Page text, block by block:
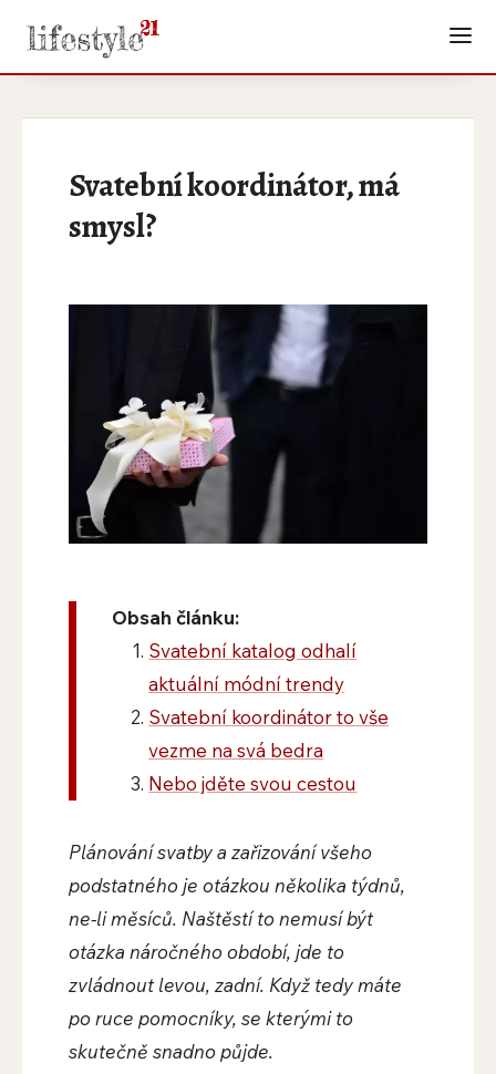
Svatební koordinátor, má
smysl?
Obsah článku:
Svatební katalog odhalí
aktuální módní trendy
Svatební koordinátor to vše
vezme na svá bedra
Nebo jděte svou cestou
Plánování svatby a zařizování všeho
podstatného je otázkou několika týdnů,
ne-li měsíců. Naštěstí to nemusí být
otázka náročného období, jde to
zvládnout levou, zadní. Když tedy máte
po ruce pomocníky, se kterými to
skutečně snadno půjde.